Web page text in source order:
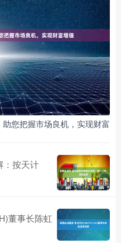
您把握市场良机，实现财富
：按天计
董事长陈虹